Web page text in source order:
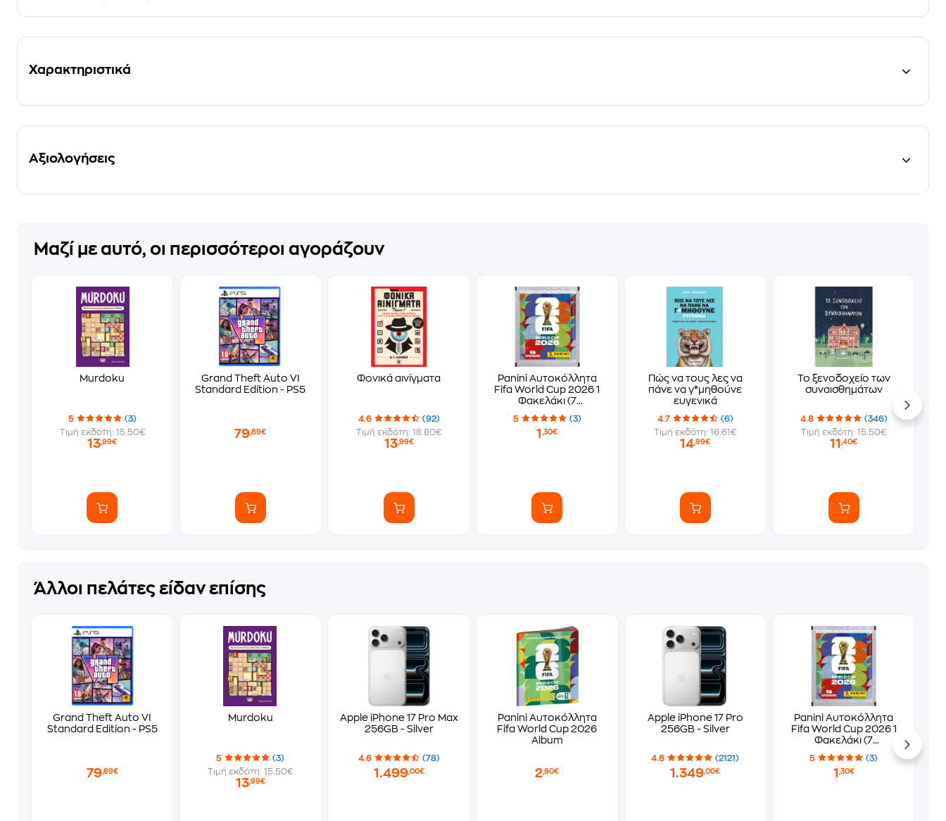
Χαρακτηριστικά
Αξιολογήσεις
Μαζί με αυτό, οι περισσότεροι αγοράζουν
Murdoku
5
(3)
Τιμή εκδότη: 15.50€
13,99€
Grand Theft Auto VI
Standard Edition - PS5
79,89€
Φονικά αινίγματα
4.6
(92)
Τιμή εκδότη: 18.80€
13,99€
Panini Αυτοκόλλητα
Fifa World Cup 2026 1
Φακελάκι (7
Αυτοκόλλητα)
5 (3)
1,30€
Πώς να τους λες να
πάνε να γ*μηθούνε
ευγενικά
4.7
(6)
Τιμή εκδότη: 16.61€
14,99€
Το ξενοδοχείο των
συναισθημάτων
4.8
(346)
Τιμή εκδότη: 15.50€
11,40€
Άλλοι πελάτες είδαν επίσης
Grand Theft Auto VI
Standard Edition - PS5
79,89€
Murdoku
5
(3)
Τιμή εκδότη: 15.50€
13,99€
Apple iPhone 17 Pro Max
256GB - Silver
4.6 (78)
1.499,00€
Panini Αυτοκόλλητα
Fifa World Cup 2026
Album
2,90€
Apple iPhone 17 Pro
256GB - Silver
4.8 (2121)
1.349,00€
Panini Αυτοκόλλητα
Fifa World Cup 2026 1
Φακελάκι (7
Αυτοκόλλητα)
5 (3)
1 ,30€